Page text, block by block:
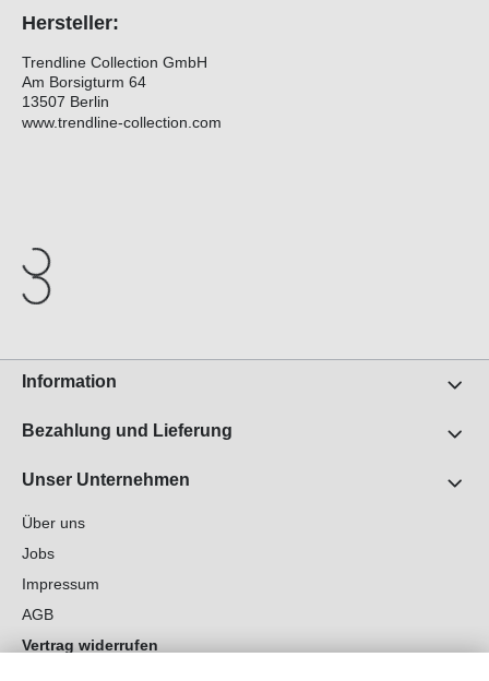
Hersteller:
Trendline Collection GmbH
Am Borsigturm 64
13507 Berlin
www.trendline-collection.com
Information
Bezahlung und Lieferung
Unser Unternehmen
Über uns
Jobs
Impressum
AGB
Vertrag widerrufen